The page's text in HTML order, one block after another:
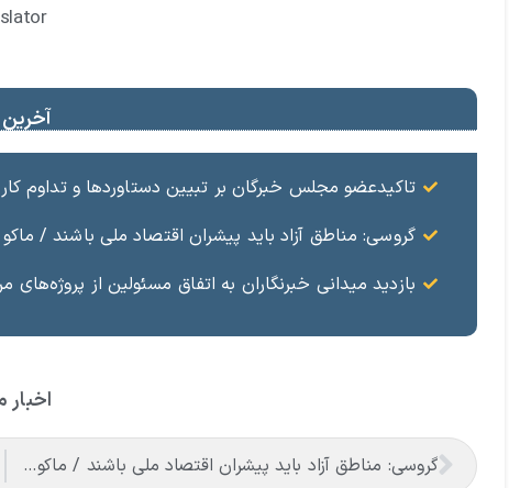
آخرین
تاکیدعضو مجلس خبرگان بر تبیین دستاوردها و تداوم
گروسی: مناطق آزاد باید پیشران اقتصاد ملی باشند /
بازدید میدانی خبرنگاران به اتفاق مسئولین از پروژه‌های
اخبار
گروسی: مناطق آزاد باید پیشران اقتصاد ملی باشند / ماکو در مسیر گشایش اقتصادی و تکمیل زیرساخت‌ها